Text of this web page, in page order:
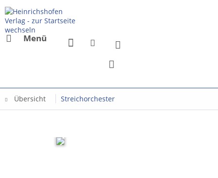
Menü
Übersicht Streichorchester